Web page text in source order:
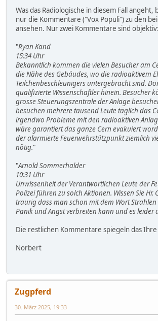
Was das Radiologische in diesem Fall angeht,
nur die Kommentare ("Vox Populi") zu den
ansehen. Nur zwei Kommentare sind objektiv:
"Ryan Kand
15:34 Uhr
Bekanntlich kommen die vielen Besucher am
die Nähe des Gebäudes, wo die radioaktivem
Teilchenbeschleunigers untergebracht sind.
qualifizierte Wissenschaftler hinein. Besucher
grosse Steuerungszentrale der Anlage
besuchen mehrere tausend Leute täglich das
irgendwo Probleme mit den radioaktiven
wäre garantiert das ganze Cern evakuiert
der alarmierte Feuerwehrstützpunkt ziemlich
nötig."
"Arnold Sommerhalder
10:31 Uhr
Unwissenheit der Verantwortlichen Leute der
Polizei führen zu solch Aktionen. Wissen Sie Hr.
traurig dass man schon mit dem Wort
Panik und Angst verbreiten kann und es leider
Die restlichen Kommentare spiegeln das
Norbert
Zugpferd
30. März 2025, 19:33